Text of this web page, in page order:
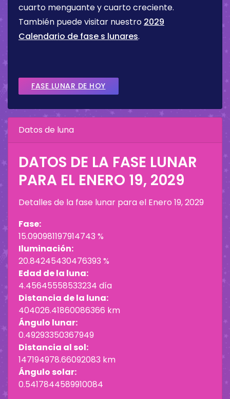
cuarto menguante y cuarto creciente.
También puede visitar nuestro 2029
Calendario de fase s lunares.
FASE LUNAR DE HOY
Datos de luna
DATOS DE LA FASE LUNAR
PARA EL ENERO 19, 2029
Detalles de la fase lunar para el Enero 19, 2029
Fase:
15.090981197914743 %
Iluminación:
20.84245430476393 %
Edad de la luna:
4.45645558533234 día
Distancia de la luna:
404026.41860086366 km
Ángulo lunar:
0.49293350367949
Distancia al sol:
147194978.66092083 km
Ángulo solar:
0.5417844589910084